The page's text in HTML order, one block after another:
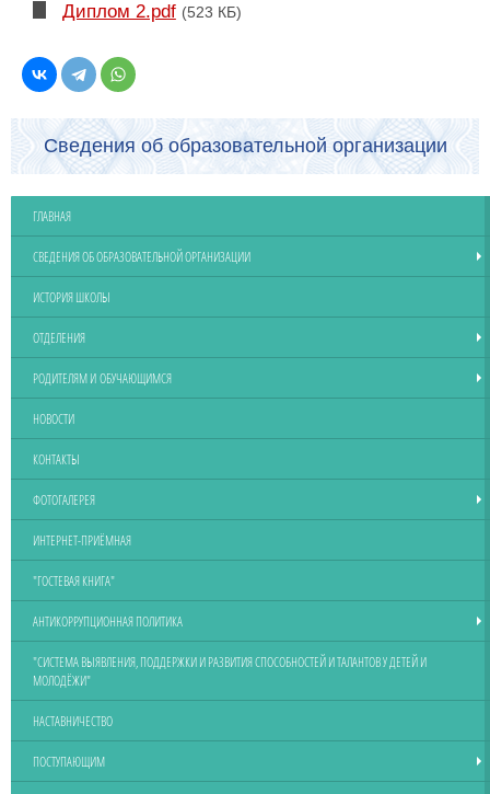
Диплом 2.pdf (523 КБ)
Сведения об образовательной организации
ГЛАВНАЯ
СВЕДЕНИЯ ОБ ОБРАЗОВАТЕЛЬНОЙ ОРГАНИЗАЦИИ
ИСТОРИЯ ШКОЛЫ
ОТДЕЛЕНИЯ
РОДИТЕЛЯМ И ОБУЧАЮЩИМСЯ
НОВОСТИ
КОНТАКТЫ
ФОТОГАЛЕРЕЯ
ИНТЕРНЕТ-ПРИЁМНАЯ
"ГОСТЕВАЯ КНИГА"
АНТИКОРРУПЦИОННАЯ ПОЛИТИКА
"СИСТЕМА ВЫЯВЛЕНИЯ, ПОДДЕРЖКИ И РАЗВИТИЯ СПОСОБНОСТЕЙ И ТАЛАНТОВ У ДЕТЕЙ И
МОЛОДЁЖИ"
НАСТАВНИЧЕСТВО
ПОСТУПАЮЩИМ